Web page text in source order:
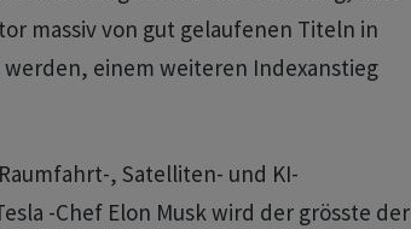
massiv von gut gelaufenen Titeln in
werden, einem weiteren Indexanstieg
, Satelliten- und KI-
-Chef Elon Musk wird der grösste der